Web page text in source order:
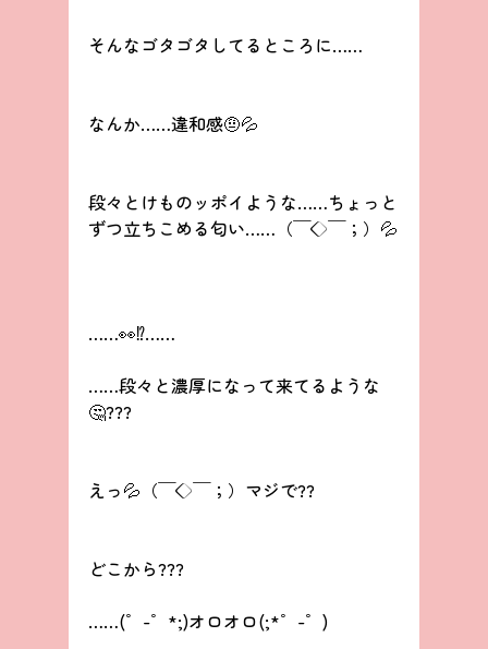
そんなゴタゴタしてるところに……
なんか……違和感🤨💦
段々とけものッポイような……ちょっと
ずつ立ちこめる匂い……（￣◇￣；）💦
……👀⁉️……
……段々と濃厚になって来てるような
🤔???
えっ💦（￣◇￣；）マジで??
どこから???
……(゜-゜*;)オロオロ(;*゜-゜)